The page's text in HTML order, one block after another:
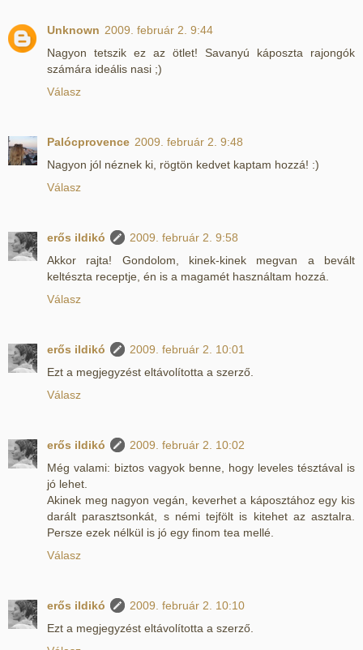
Unknown 2009. február 2. 9:44
Nagyon tetszik ez az ötlet! Savanyú káposzta rajongók
számára ideális nasi ;)
Válasz
Palócprovence 2009. február 2. 9:48
Nagyon jól néznek ki, rögtön kedvet kaptam hozzá! :)
Válasz
erős ildikó
2009. február 2. 9:58
Akkor rajta! Gondolom, kinek-kinek megvan a bevált
keltészta receptje, én is a magamét használtam hozzá.
Válasz
erős ildikó
2009. február 2. 10:01
Ezt a megjegyzést eltávolította a szerző.
Válasz
erős ildikó
2009. február 2. 10:02
Még valami: biztos vagyok benne, hogy leveles tésztával is
jó lehet.
Akinek meg nagyon vegán, keverhet a káposztához egy kis
darált parasztsonkát, s némi tejfölt is kitehet az asztalra.
Persze ezek nélkül is jó egy finom tea mellé.
Válasz
erős ildikó
2009. február 2. 10:10
Ezt a megjegyzést eltávolította a szerző.